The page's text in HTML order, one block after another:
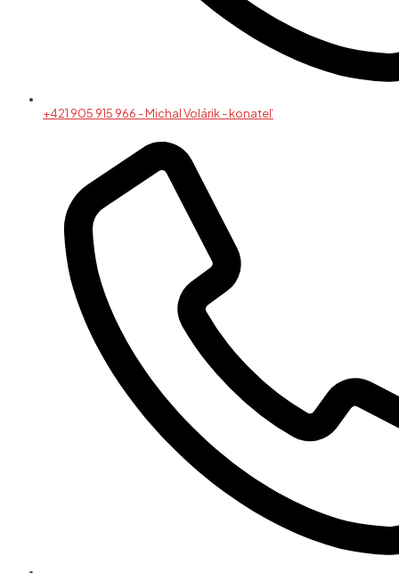
+421 905 915 966 - Michal Volárik - konateľ